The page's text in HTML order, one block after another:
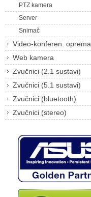
PTZ kamera
Server
Snimač
Video-konferen. oprema
Web kamera
Zvučnici (2.1 sustavi)
Zvučnici (5.1 sustavi)
Zvučnici (bluetooth)
Zvučnici (stereo)